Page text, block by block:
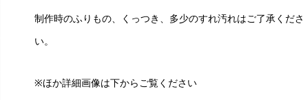
制作時のふりもの、くっつき、多少のすれ汚れはご了承くださ
い。
※ほか詳細画像は下からご覧ください